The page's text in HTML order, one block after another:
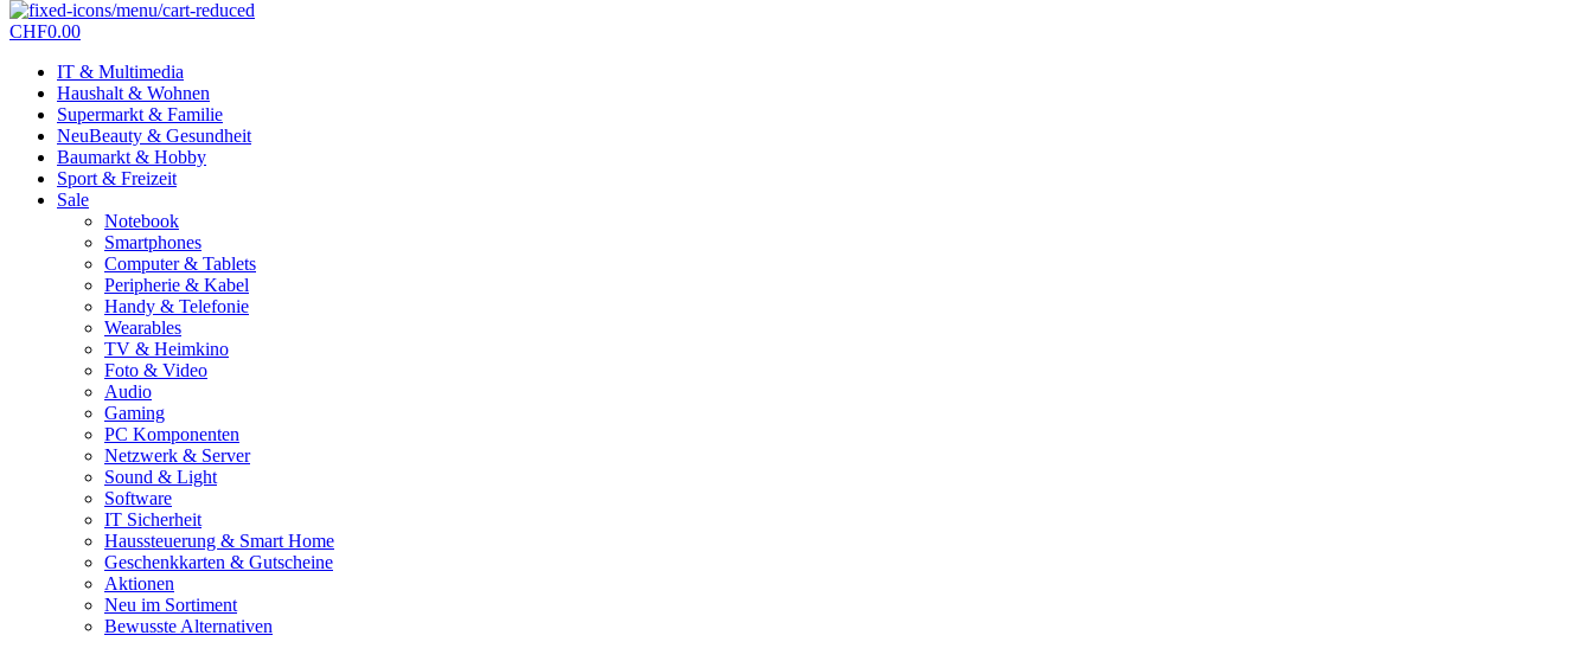
CHF0.00
IT & Multimedia
Haushalt & Wohnen
Supermarkt & Familie
NeuBeauty & Gesundheit
Baumarkt & Hobby
Sport & Freizeit
Sale
Notebook
Smartphones
Computer & Tablets
Peripherie & Kabel
Handy & Telefonie
Wearables
TV & Heimkino
Foto & Video
Audio
Gaming
PC Komponenten
Netzwerk & Server
Sound & Light
Software
IT Sicherheit
Haussteuerung & Smart Home
Geschenkkarten & Gutscheine
Aktionen
Neu im Sortiment
Bewusste Alternativen